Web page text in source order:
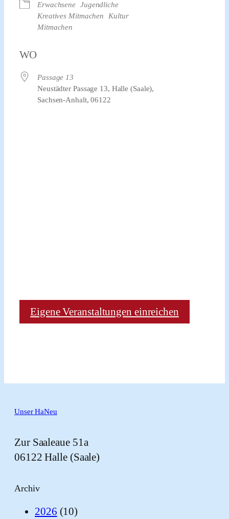
Erwachsene Jugendliche
Kreatives Mitmachen
Kultur
Mitmachen
WO
Passage 13
Neustädter Passage 13, Halle (Saale),
Sachsen-Anhalt, 06122
Eigene Veranstaltungen einreichen
Unser HaNeu
Zur Saaleaue 51a
06122 Halle (Saale)
Archiv
2026 (10)